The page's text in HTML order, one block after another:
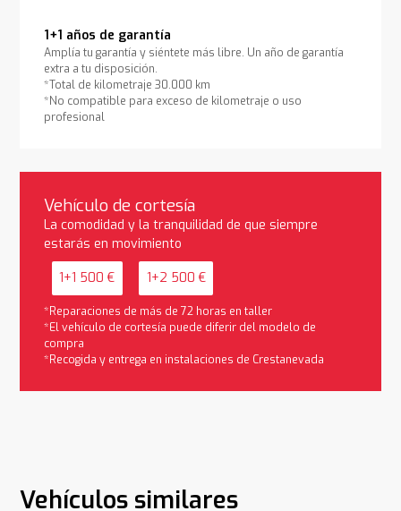
1+1 años de garantía
Amplía tu garantía y siéntete más libre. Un año de garantía
extra a tu disposición.
*Total de kilometraje 30.000 km
*No compatible para exceso de kilometraje o uso
profesional
Vehículo de cortesía
La comodidad y la tranquilidad de que siempre
estarás en movimiento
1+1 500 € 1+2 500 €
*Reparaciones de más de 72 horas en taller
*El vehículo de cortesía puede diferir del modelo de
compra
*Recogida y entrega en instalaciones de Crestanevada
Vehículos similares